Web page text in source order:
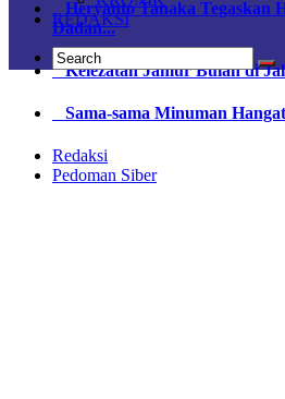
Heryanto Tanaka Tegaskan
Dadan...
Kelezatan Jamur Bulan di
Sama-sama Minuman
Redaksi
Pedoman Siber
REDAKSI